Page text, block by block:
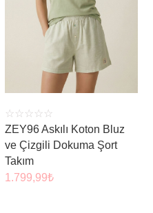
ÜRÜNÜ İNCELE
☆ ☆ ☆ ☆ ☆
ZEY96 Askılı Koton Bluz
ve Çizgili Dokuma Şort
Takım
1.799,99₺